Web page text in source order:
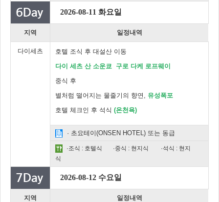
2026-08-11 화요일
지역 일정내역
다이세츠
호텔 조식 후 대설산 이동
다이 세츠 산 소운쿄 구로 다케 로프웨이
중식 후
별처럼 떨어지는 물줄기의 향연, 유성폭포
호텔 체크인 후 석식 (온천욕)
· 초요테이(ONSEN HOTEL) 또는 동급
·조식 : 호텔식 ·중식 : 현지식
·석식 : 현지
식
2026-08-12 수요일
지역 일정내역